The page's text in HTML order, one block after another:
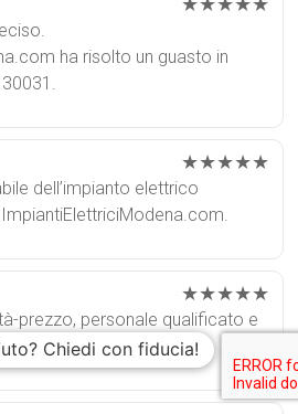
★★★★★
ha risolto un guasto in
★★★★★
dell’impianto elettrico
★★★★★
prezzo, personale qualificato e
Chiedi con fiducia!